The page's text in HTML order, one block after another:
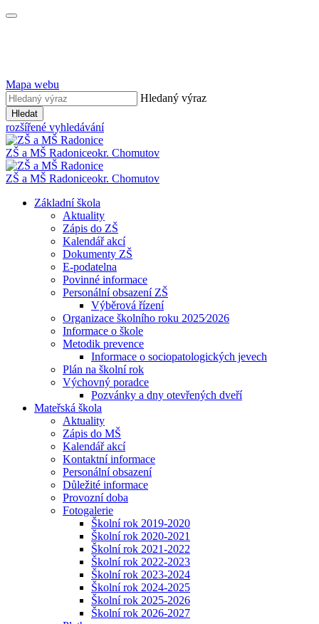
Mapa webu
Hledaný výraz
Hledat
rozšířené vyhledávání
ZŠ a MŠ Radoniceokr. Chomutov
ZŠ a MŠ Radoniceokr. Chomutov
Základní škola
Aktuality
Zápis do ZŠ
Kalendář akcí
Dokumenty ZŠ
E-podatelna
Povinné informace
Personální obsazení ZŠ
Výběrová řízení
Organizace školního roku 2025⁄2026
Informace o škole
Metodik prevence
Informace o sociopatologických jevech
Plán na školní rok
Výchovný poradce
Pozvánky a dny otevřených dveří
Mateřská škola
Aktuality
Zápis do MŠ
Kalendář akcí
Kontaktní informace
Personální obsazení
Důležité informace
Provozní doba
Fotogalerie
Školní rok 2019-2020
Školní rok 2020-2021
Školní rok 2021-2022
Školní rok 2022-2023
Školní rok 2023-2024
Školní rok 2024-2025
Školní rok 2025-2026
Školní rok 2026-2027